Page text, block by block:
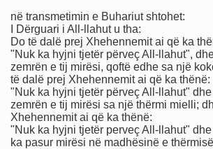
në transmetimin e Buhariut shtohet:
I Dërguari i All-llahut u tha:
Do të dalë prej Xhehennemit ai që ka
"Nuk ka hyjni tjetër përveç All-llahut",
zemrën e tij mirësi, qoftë edhe sa një
të dalë prej Xhehennemit ai që ka thënë:
"Nuk ka hyjni tjetër përveç All-llahut"
zemrën e tij mirësi sa një thërmi mielli;
Xhehennemit ai që ka thënë:
"Nuk ka hyjni tjetër perveç All-llahut"
ka pasur mirësi në madhësinë e